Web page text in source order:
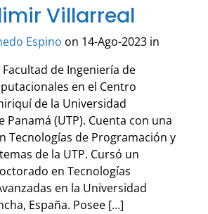
Villarreal
Espino on 14-Ago-2023 in
de Ingeniería de
en el Centro
de la Universidad
Panamá (UTP). Cuenta con una
Tecnologías de Programación y
de la UTP. Cursó un
en Tecnologías
en la Universidad
España. Posee […]